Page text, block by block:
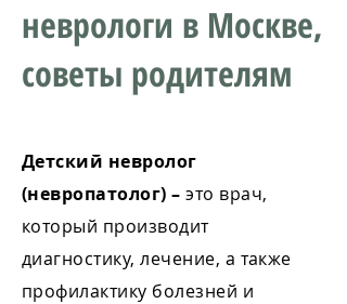
неврологи в Москве,
советы родителям
Детский невролог
(невропатолог) –это врач,
который производит
диагностику, лечение, а также
профилактику болезней и